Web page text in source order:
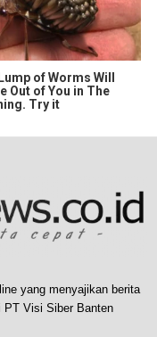
of Worms Will
Out of You in The
Try it
yang menyajikan berita
PT Visi Siber Banten